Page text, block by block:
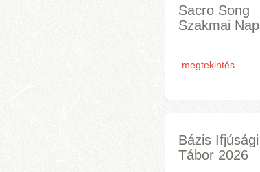
Sacro Song
Szakmai Nap
megtekintés
Bázis Ifjúsági
Tábor 2026